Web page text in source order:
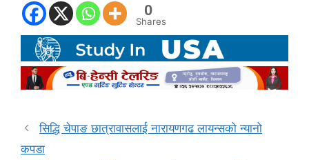
0
Shares
सिद्धि चेपाङ छात्रावासलाई नारायणगढ लायन्सको न्यानो
कपडा